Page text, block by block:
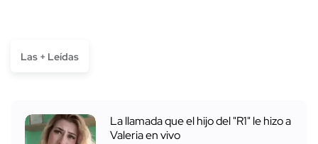
Las + Leídas
La llamada que el hijo del "R1" le hizo a
Valeria en vivo